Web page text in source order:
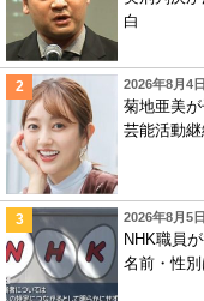
白
2026年8月4
菊地亜美
芸能活動
2026年8月5
NHK職員
名前・性